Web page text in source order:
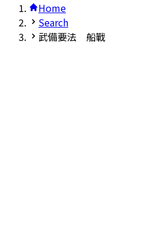
Home
Search
武備要法 船戰